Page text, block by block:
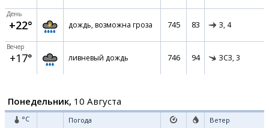
День
+22° дождь, возможна гроза 745 83 З, 4
Вечер
+17° ливневый дождь 746 94 ЗСЗ, 3
Понедельник, 10 Августа
°C Погода Ветер